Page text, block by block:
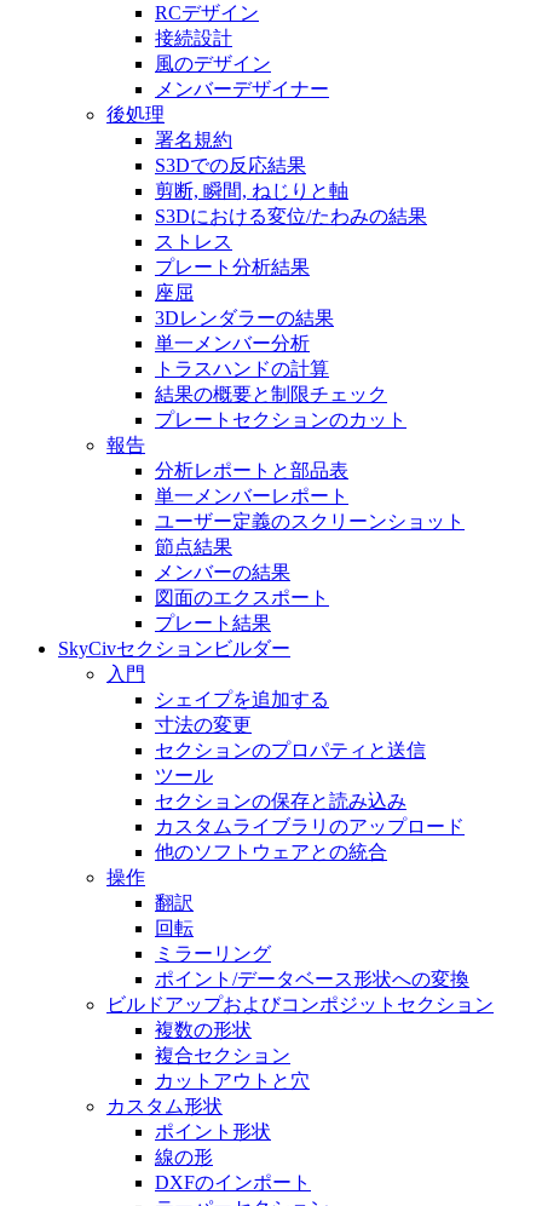
RCデザイン
接続設計
風のデザイン
メンバーデザイナー
後処理
署名規約
S3Dでの反応結果
剪断, 瞬間, ねじりと軸
S3Dにおける変位/たわみの結果
ストレス
プレート分析結果
座屈
3Dレンダラーの結果
単一メンバー分析
トラスハンドの計算
結果の概要と制限チェック
プレートセクションのカット
報告
分析レポートと部品表
単一メンバーレポート
ユーザー定義のスクリーンショット
節点結果
メンバーの結果
図面のエクスポート
プレート結果
SkyCivセクションビルダー
入門
シェイプを追加する
寸法の変​​更
セクションのプロパティと送信
ツール
セクションの保存と読み込み
カスタムライブラリのアップロード
他のソフトウェアとの統合
操作
翻訳
回転
ミラーリング
ポイント/データベース形状への変換
ビルドアップおよびコンポジットセクション
複数の形状
複合セクション
カットアウトと穴
カスタム形状
ポイント形状
線の形
DXFのインポート